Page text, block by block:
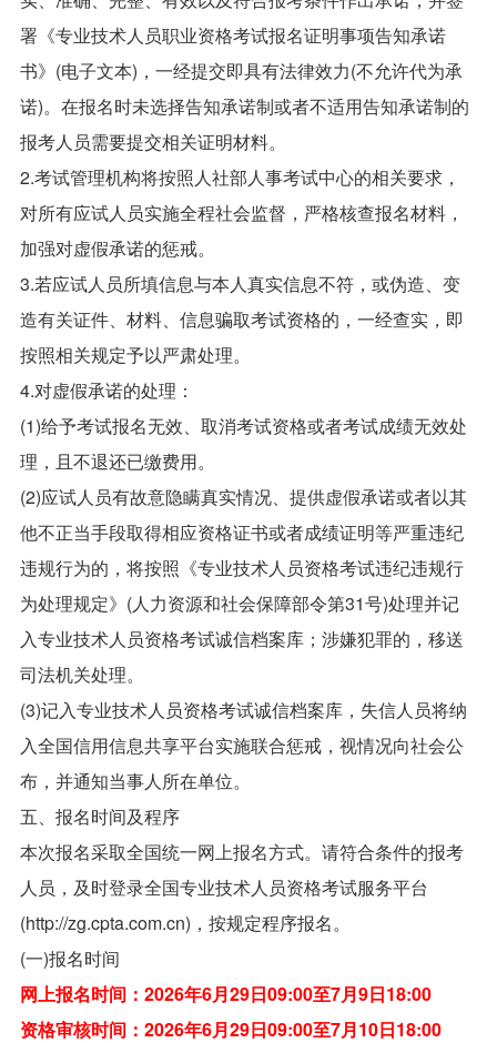
署《专业技术人员职业资格考试报名证明事项告知承诺
书》(电子文本)，一经提交即具有法律效力(不允许代为承
诺)。在报名时未选择告知承诺制或者不适用告知承诺制的
报考人员需要提交相关证明材料。
2.考试管理机构将按照人社部人事考试中心的相关要求，
对所有应试人员实施全程社会监督，严格核查报名材料，
加强对虚假承诺的惩戒。
3.若应试人员所填信息与本人真实信息不符，或伪造、变
造有关证件、材料、信息骗取考试资格的，一经查实，即
按照相关规定予以严肃处理。
4.对虚假承诺的处理：
(1)给予考试报名无效、取消考试资格或者考试成绩无效处
理，且不退还已缴费用。
(2)应试人员有故意隐瞒真实情况、提供虚假承诺或者以其
他不正当手段取得相应资格证书或者成绩证明等严重违纪
违规行为的，将按照《专业技术人员资格考试违纪违规行
为处理规定》(人力资源和社会保障部令第31号)处理并记
入专业技术人员资格考试诚信档案库；涉嫌犯罪的，移送
司法机关处理。
(3)记入专业技术人员资格考试诚信档案库，失信人员将纳
入全国信用信息共享平台实施联合惩戒，视情况向社会公
布，并通知当事人所在单位。
五、报名时间及程序
本次报名采取全国统一网上报名方式。请符合条件的报考
人员，及时登录全国专业技术人员资格考试服务平台
(http://zg.cpta.com.cn)，按规定程序报名。
(一)报名时间
网上报名时间：2026年6月29日09:00至7月9日18:00
资格审核时间：2026年6月29日09:00至7月10日18:00